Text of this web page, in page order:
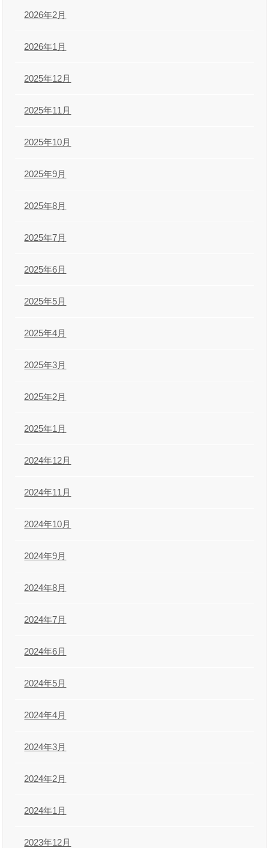
2026年2月
2026年1月
2025年12月
2025年11月
2025年10月
2025年9月
2025年8月
2025年7月
2025年6月
2025年5月
2025年4月
2025年3月
2025年2月
2025年1月
2024年12月
2024年11月
2024年10月
2024年9月
2024年8月
2024年7月
2024年6月
2024年5月
2024年4月
2024年3月
2024年2月
2024年1月
2023年12月